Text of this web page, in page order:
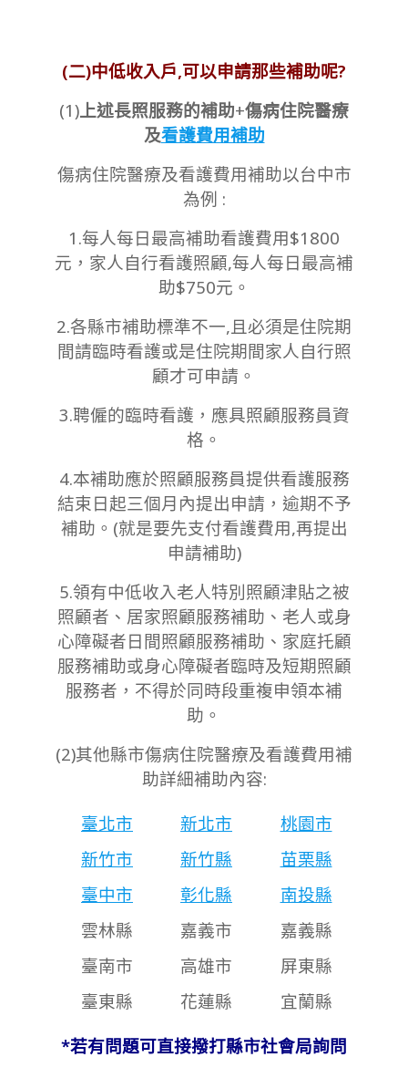
(二)中低收入戶,可以申請那些補助呢?
(1) 上述長照服務的補助+傷病住院醫療
及看護費用補助
傷病住院醫療及看護費用補助以台中市
為例 :
1.每人每日最高補助看護費用$1800
元，家人自行看護照顧,每人每日最高補
助$750元。
2.各縣市補助標準不一,且必須是住院期
間請臨時看護或是住院期間家人自行照
顧才可申請。
3.聘僱的臨時看護，應具照顧服務員資
格。
4.本補助應於照顧服務員提供看護服務
結束日起三個月內提出申請，逾期不予
補助。(就是要先支付看護費用,再提出
申請補助)
5.領有中低收入老人特別照顧津貼之被
照顧者、居家照顧服務補助、老人或身
心障礙者日間照顧服務補助、家庭托顧
服務補助或身心障礙者臨時及短期照顧
服務者，不得於同時段重複申領本補
助。
(2)其他縣市傷病住院醫療及看護費用補
助詳細補助內容:
臺北市
新北市
桃園市
新竹市
新竹縣
苗栗縣
臺中市
彰化縣
南投縣
雲林縣
嘉義市
嘉義縣
臺南市
高雄市
屏東縣
臺東縣
花蓮縣
宜蘭縣
*若有問題可直接撥打縣市社會局詢問